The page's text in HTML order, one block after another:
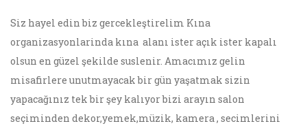
Siz hayel edin biz gercekleştirelim Kına
organizasyonlarinda kına alanı ister açık ister kapalı
olsun en güzel şekilde suslenir. Amacımız gelin
misafirlere unutmayacak bir gün yaşatmak sizin
yapacağınız tek bir şey kalıyor bizi arayın salon
seçiminden dekor,yemek,müzik, kamera , secimlerini